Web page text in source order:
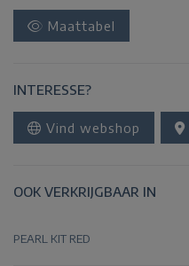
Maattabel
INTERESSE?
Vind webshop
OOK VERKRIJGBAAR IN
PEARL KIT RED